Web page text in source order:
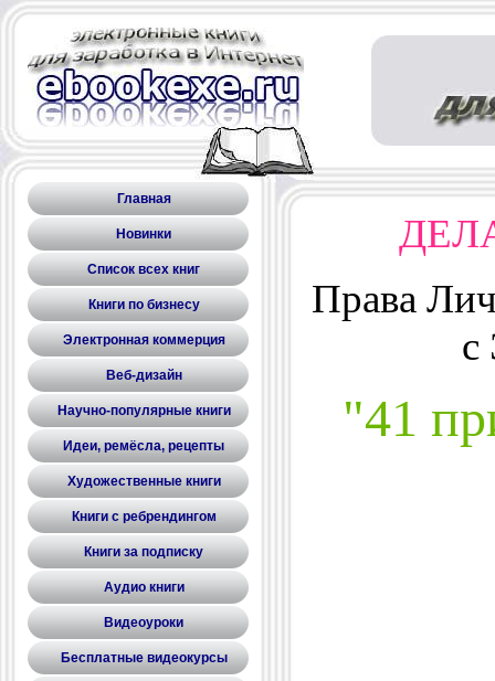
Главная
Новинки
Список всех книг
Книги по бизнесу
Электронная коммерция
Веб-дизайн
Научно-популярные книги
Идеи, ремёсла, рецепты
Художественные книги
Книги с ребрендингом
Книги за подписку
Аудио книги
Видеоуроки
Бесплатные видеокурсы
Права
с
"41